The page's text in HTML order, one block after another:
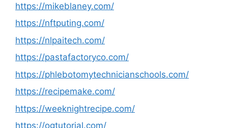
https://mikeblaney.com/
https://nftputing.com/
https://nlpaitech.com/
https://pastafactoryco.com/
https://phlebotomytechnicianschools.com/
https://recipemake.com/
https://weeknightrecipe.com/
https://ogtutorial.com/